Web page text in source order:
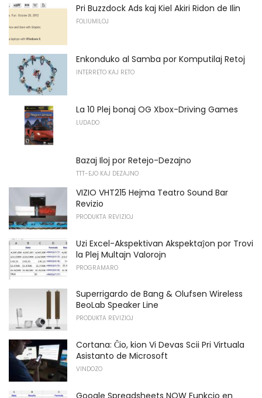
Pri Buzzdock Ads kaj Kiel Akiri Ridon de Ilin
FOLIUMILOJ
Enkonduko al Samba por Komputilaj Retoj
INTERRETO KAJ RETO
La 10 Plej bonaj OG Xbox-Driving Games
LUDADO
Bazaj Iloj por Retejo-Dezajno
TTT-EJO KAJ DEZAJNO
VIZIO VHT215 Hejma Teatro Sound Bar
Revizio
PRODUKTA REVIZIOJ
Uzi Excel-Akspektivan Akspektaĵon por Trovi
la Plej Multajn Valorojn
PROGRAMARO
Superrigardo de Bang & Olufsen Wireless
BeoLab Speaker Line
PRODUKTA REVIZIOJ
Cortana: Ĉio, kion Vi Devas Scii Pri Virtuala
Asistanto de Microsoft
VINDOZO
Google Spreadsheets NOW Funkcio en